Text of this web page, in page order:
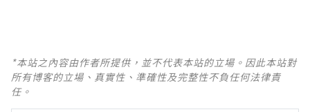
*本站之內容由作者所提供，並不代表本站的立場。因此本站對
所有博客的立場、真實性、準確性及完整性不負任何法律責
任。